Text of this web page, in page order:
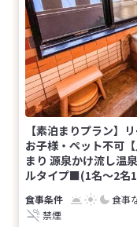
【素泊まりプラン】
お子様・ペット不可
まり 源泉かけ流し温
ルタイプ■(1名～2名
食事
禁煙